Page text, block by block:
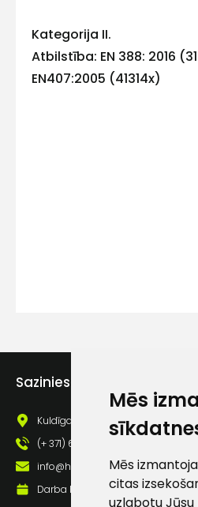
Mēs
Mēs
citas
uzlabotu
Kategorija II.
Atbilstība: EN 388: 2016
EN407:2005 (41314x)
Sazinies ar mums
Kuldīgas iela 69a, Saldus, Saldus
(+ 371) 63 881 186
info@hards.lv
Darba laiks: Darbadienās: 8:00 -